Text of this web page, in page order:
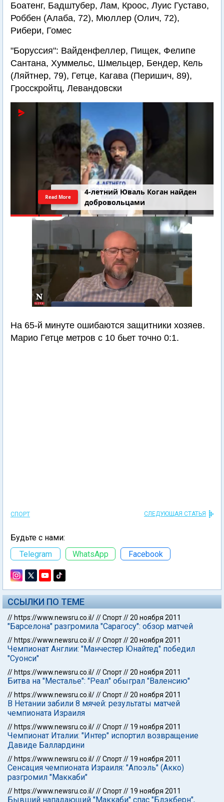
Боатенг, Бадштубер, Лам, Кроос, Луис Густаво,
Роббен (Алаба, 72), Мюллер (Олич, 72),
Рибери, Гомес
"Боруссия": Вайденфеллер, Пищек, Фелипе
Сантана, Хуммельс, Шмельцер, Бендер, Кель
(Ляйтнер, 79), Гетце, Кагава (Перишич, 89),
Гросскройтц, Левандовски
4-летний Юваль Коган найден
добровольцами
Read More
На 65-й минуте ошибаются защитники хозяев.
Марио Гетце метров с 10 бьет точно 0:1.
СПОРТ СЛЕДУЮЩАЯ СТАТЬЯ
Будьте с нами:
Telegram
WhatsApp Facebook
ССЫЛКИ ПО ТЕМЕ
// https://www.newsru.co.il///Спорт//20 ноября 2011
"Барселона" разгромила "Сарагосу": обзор матчей
// https://www.newsru.co.il///Спорт//20 ноября 2011
Чемпионат Англии: "Манчестер Юнайтед" победил
"Суонси"
// https://www.newsru.co.il///Спорт//20 ноября 2011
Битва на "Месталье": "Реал" обыграл "Валенсию"
// https://www.newsru.co.il///Спорт//20 ноября 2011
В Нетании забили 8 мячей: результаты матчей
чемпионата Израиля
// https://www.newsru.co.il///Спорт// 19 ноября 2011
Чемпионат Италии: "Интер" испортил возвращение
Давиде Баллардини
// https://www.newsru.co.il///Спорт// 19 ноября 2011
Сенсация чемпионата Израиля: "Апоэль" (Акко)
разгромил "Маккаби"
// https://www.newsru.co.il///Спорт// 19 ноября 2011
Бывший нападающий "Маккаби" спас "Блэкберн",